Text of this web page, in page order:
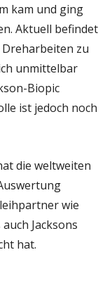
kam und ging
Aktuell befindet
zu
unmittelbar
Biopic
ist jedoch noch
die weltweiten
wie
Jacksons
hat.